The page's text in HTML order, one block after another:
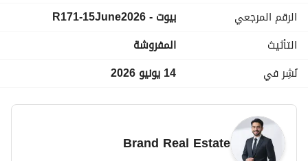
غرفة نوم رئيسية مع حمام خاص
مطبخ مجهز بالكامل بجميع الأجهزة
تراس واسع بإطلالة مفتوحة
السعر: ٦٥,٠٠٠ جنيه مصري شهريًا
الرقم المرجعي
بيوت - R171-15June2026
التأثيث
المفروشة
نُشِر في
14 يونيو 2026
Brand Real Estate